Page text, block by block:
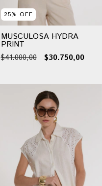
25% OFF
MUSCULOSA HYDRA
PRINT
$41.000,00 $30.750,00